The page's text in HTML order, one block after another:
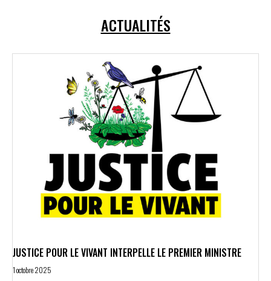
ACTUALITÉS
JUSTICE POUR LE VIVANT INTERPELLE LE PREMIER MINISTRE
1 octobre 2025